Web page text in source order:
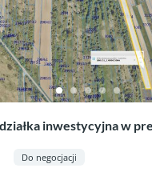
inwestycyjna w
Do negocjacji